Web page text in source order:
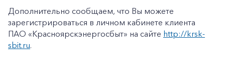
Заказать обратный звонок
Дополнительно сообщаем, что Вы можете
зарегистрироваться в личном кабинете клиента
ПАО «Красноярскэнергосбыт» на сайте http://krsk-
sbit.ru.